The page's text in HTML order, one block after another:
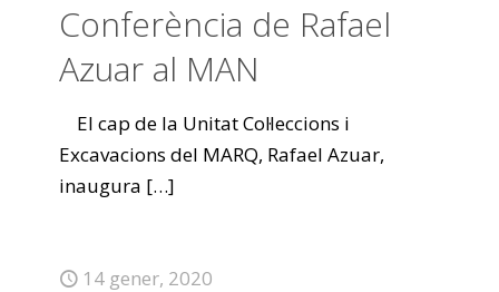
Conferència de Rafael
Azuar al MAN
El cap de la Unitat Col·leccions i
Excavacions del MARQ, Rafael Azuar,
inaugura […]
14 gener, 2020